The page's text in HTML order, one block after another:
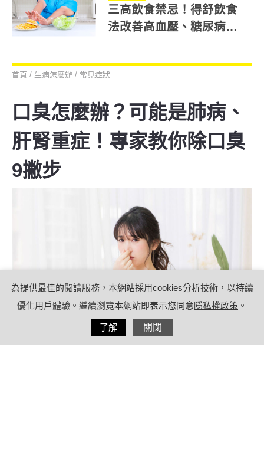
三高飲食禁忌！得舒飲食
法改善高血壓、糖尿病、
首頁 / 生病怎麼辦 / 常見症狀
口臭怎麼辦？可能是肺病、
肝腎重症！專家教你除口臭
9撇步
為提供最佳的閱讀服務，本網站採用cookies分析技術，以持續
優化用戶體驗。繼續瀏覽本網站即表示您同意隱私權政策 。
了解 關閉